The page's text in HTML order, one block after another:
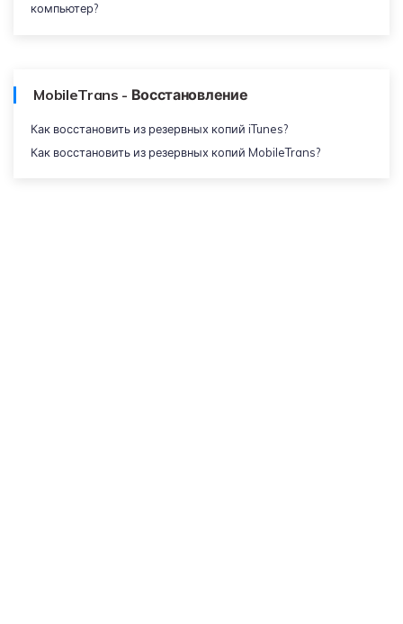
компьютер?
MobileTrans - Восстановление
Как восстановить из резервных копий iTunes?
Как восстановить из резервных копий MobileTrans?